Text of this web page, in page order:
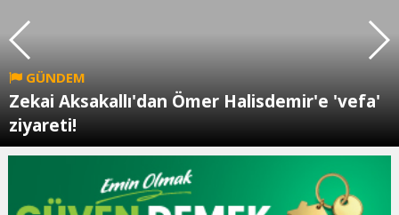
GÜNDEM
Zekai Aksakallı'dan Ömer Halisdemir'e 'vefa'
ziyareti!